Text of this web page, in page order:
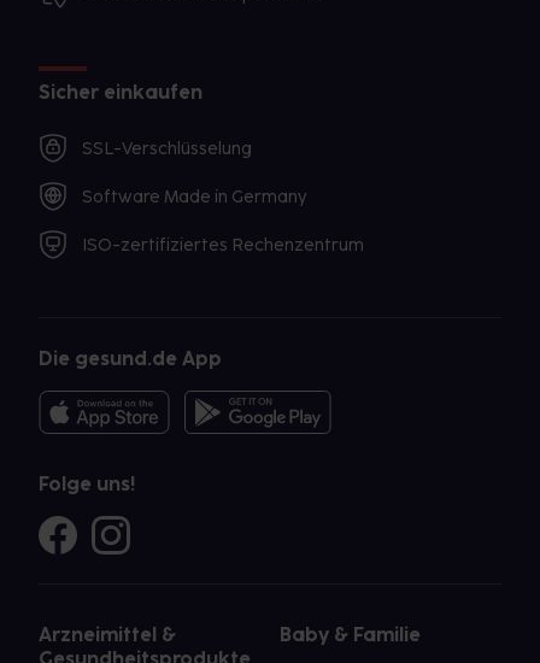
Sicher einkaufen
SSL-Verschlüsselung
Software Made in Germany
ISO-zertifiziertes Rechenzentrum
Die gesund.de App
Folge uns!
Arzneimittel &
Baby & Familie